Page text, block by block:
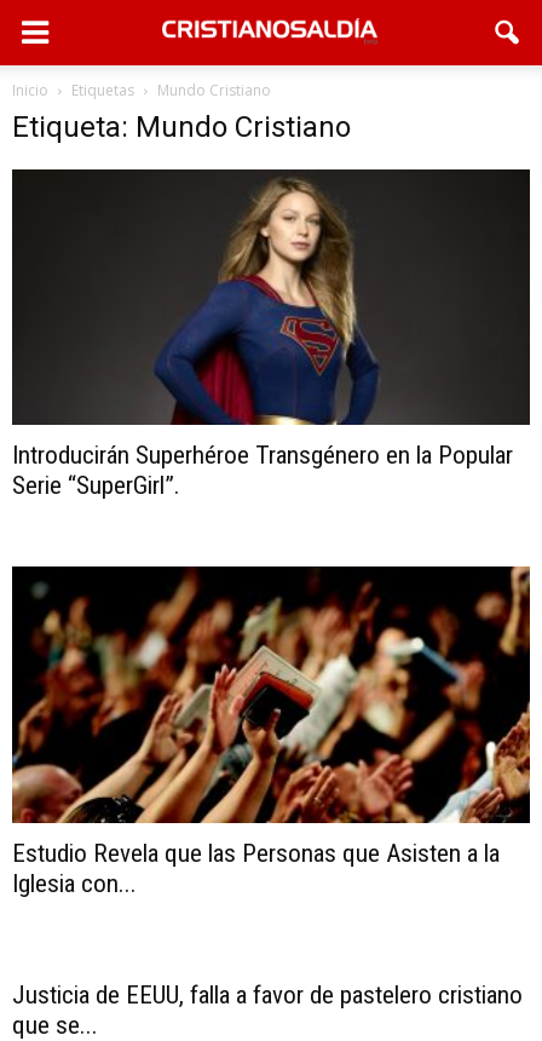
Inicio Etiquetas Mundo Cristiano
Etiqueta: Mundo Cristiano
Introducirán Superhéroe Transgénero en la Popular
Serie “SuperGirl”.
Estudio Revela que las Personas que Asisten a la
Iglesia con...
Justicia de EEUU, falla a favor de pastelero cristiano
que se...